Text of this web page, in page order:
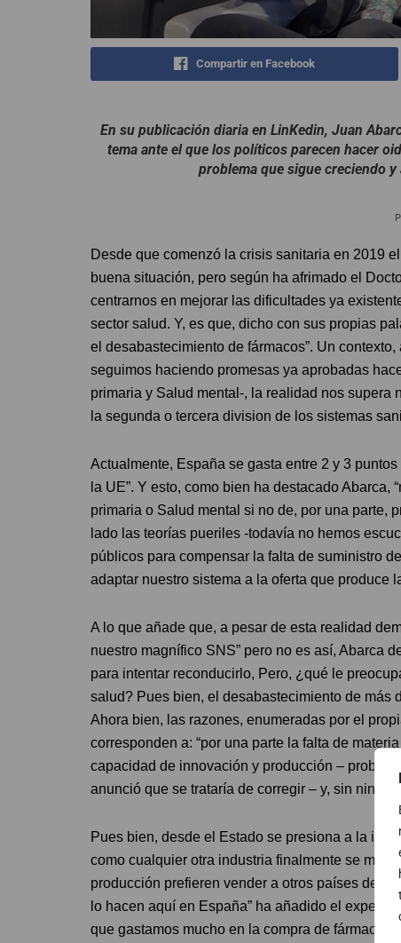
Compartir en Facebook
En su publicación diaria en LinKedin, Juan
tema ante el que los políticos parecen hacer
problema que sigue creciendo
Desde que comenzó la crisis sanitaria en 2019
buena situación, pero según ha afrimado el
centrarnos en mejorar las dificultades ya
sector salud. Y, es que, dicho con sus propias
el desabastecimiento de fármacos”. Un
seguimos haciendo promesas ya aprobadas
primaria y Salud mental-, la realidad nos supera
la segunda o tercera division de los sistemas
Actualmente, España se gasta entre 2 y 3
la UE”. Y esto, como bien ha destacado
primaria o Salud mental si no de, por una parte,
lado las teorías pueriles -todavía no hemos
públicos para compensar la falta de suministro
adaptar nuestro sistema a la oferta que produce
A lo que añade que, a pesar de esta realidad
nuestro magnífico SNS” pero no es así, Abarca
para intentar reconducirlo, Pero, ¿qué le
salud? Pues bien, el desabastecimiento de más
Ahora bien, las razones, enumeradas por el
corresponden a: “por una parte la falta de
capacidad de innovación y producción –
anunció que se trataría de corregir – y, sin
Pues bien, desde el Estado se presiona a la
como cualquier otra industria finalmente se
producción prefieren vender a otros países de
lo hacen aquí en España” ha añadido el
que gastamos mucho en la compra de fármacos